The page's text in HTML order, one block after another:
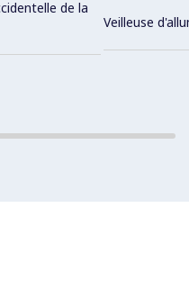
de la
Veilleuse